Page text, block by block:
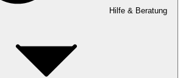
Hilfe & Beratung